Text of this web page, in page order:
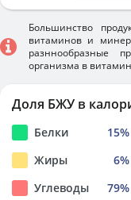
Большинство
витаминов и
разннообразные
организма в
Доля БЖУ в
Белки 15%
Жиры
6%
Углеводы
79%